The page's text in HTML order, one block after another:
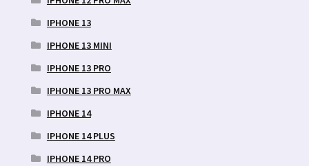
IPHONE 13
IPHONE 13 MINI
IPHONE 13 PRO
IPHONE 13 PRO MAX
IPHONE 14
IPHONE 14 PLUS
IPHONE 14 PRO